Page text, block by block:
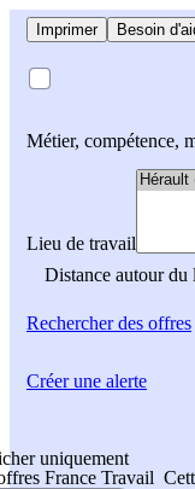
Imprimer Besoin
Métier, compétence,
Lieu de travail
Distance autour du
Rechercherdes offres
uniquement
France Travail
Créer une alerte